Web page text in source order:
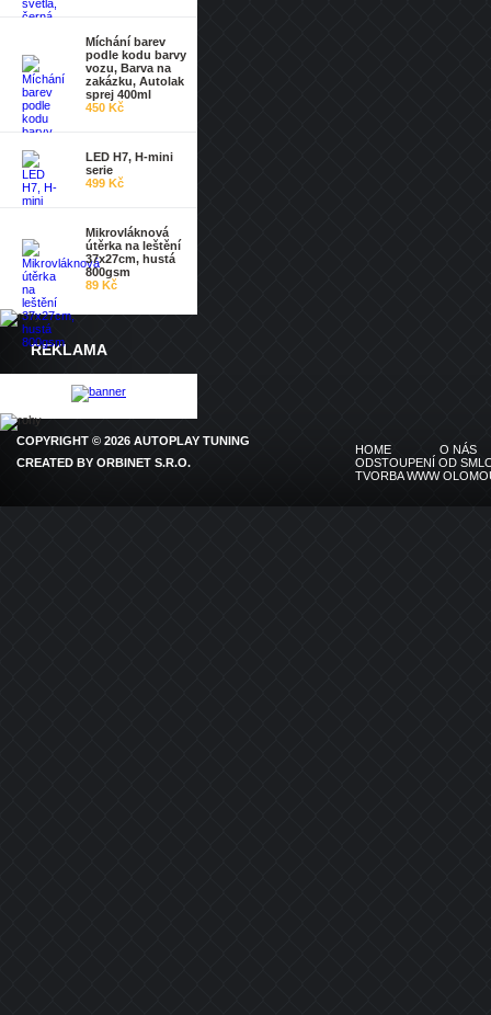
Míchání barev
podle kodu barvy
vozu, Barva na
zakázku, Autolak
sprej 400ml
450 Kč
LED H7, H-mini
serie
499 Kč
Mikrovláknová
útěrka na leštění
37x27cm, hustá
800gsm
89 Kč
REKLAMA
COPYRIGHT © 2026 AUTOPLAY TUNING
CREATED BY ORBINET S.R.O.
HOME
O NÁS
ODSTOUPENÍ OD
TVORBA WWW